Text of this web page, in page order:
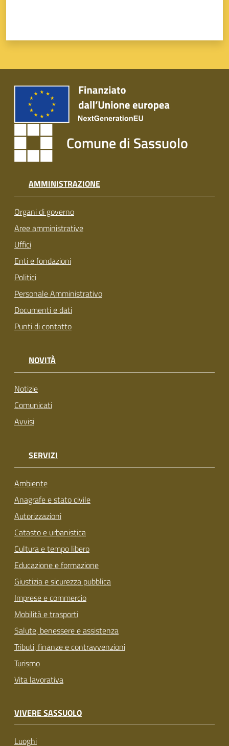
Comune di Sassuolo
AMMINISTRAZIONE
Organi di governo
Aree amministrative
Uffici
Enti e fondazioni
Politici
Personale Amministrativo
Documenti e dati
Punti di contatto
NOVITÀ
Notizie
Comunicati
Avvisi
SERVIZI
Ambiente
Anagrafe e stato civile
Autorizzazioni
Catasto e urbanistica
Cultura e tempo libero
Educazione e formazione
Giustizia e sicurezza pubblica
Imprese e commercio
Mobilità e trasporti
Salute, benessere e assistenza
Tributi, finanze e contravvenzioni
Turismo
Vita lavorativa
VIVERE SASSUOLO
Luoghi